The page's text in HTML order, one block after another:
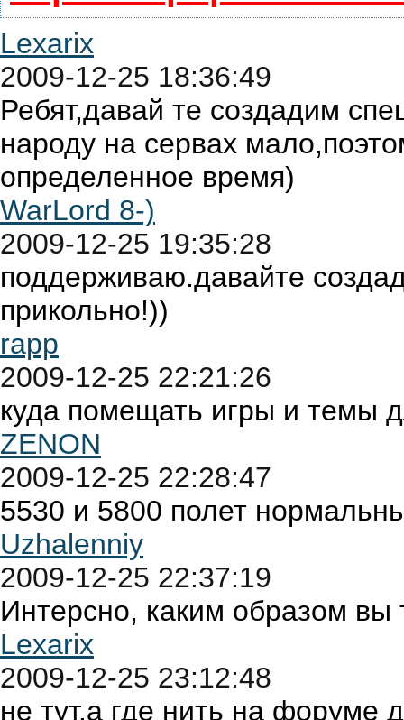
Lexarix
2009-12-25 18:36:49
Ребят,давай те создадим
народу на сервах
определенное время)
WarLord 8-)
2009-12-25 19:35:28
поддерживаю.давайте
прикольно!))
rapp
2009-12-25 22:21:26
куда помещать игры и темы
ZENON
2009-12-25 22:28:47
5530 и 5800 полет
Uzhalenniy
2009-12-25 22:37:19
Интерсно, каким образом вы
Lexarix
2009-12-25 23:12:48
не тут.а где нить на форуме